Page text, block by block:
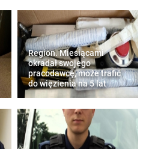
Region. Miesiącami
okradał swojego
pracodawcę, może trafić
do więzienia na 5 lat